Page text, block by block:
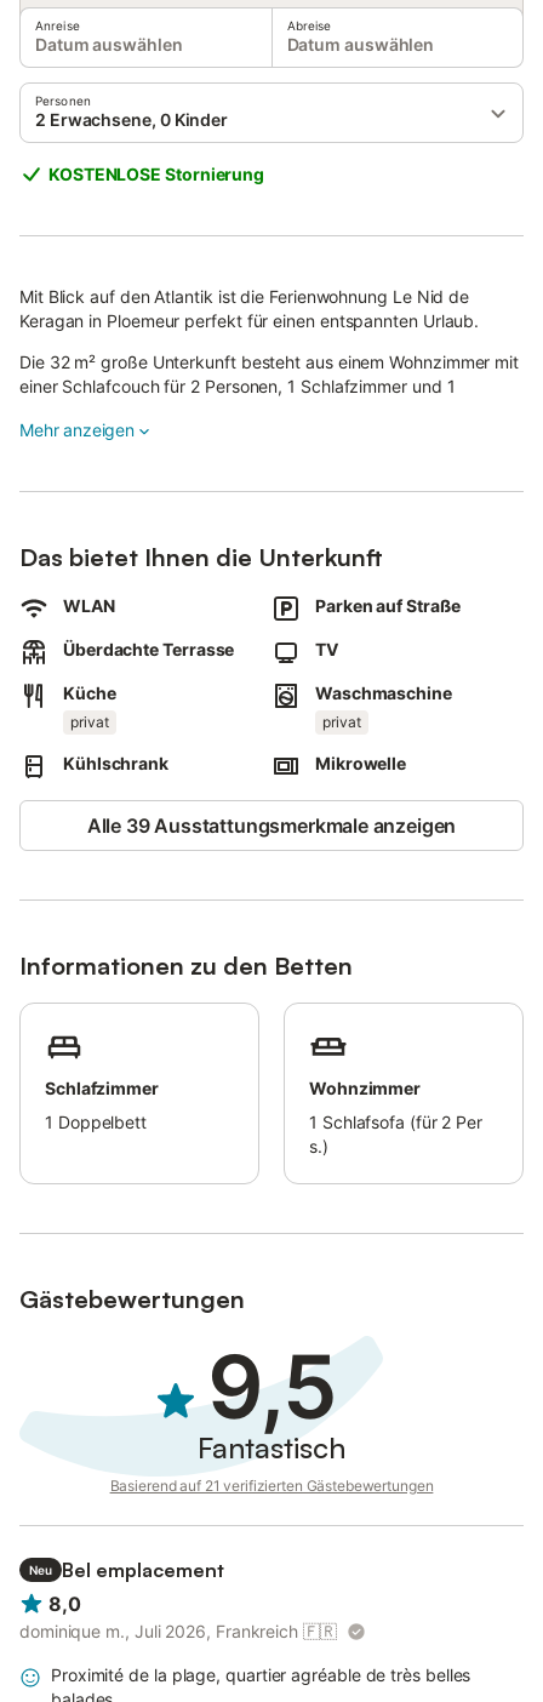
Anreise
Datum auswählen
Abreise
Datum auswählen
Personen
2 Erwachsene, 0 Kinder
KOSTENLOSE Stornierung
Mit Blick auf den Atlantik ist die Ferienwohnung Le Nid de
Keragan in Ploemeur perfekt für einen entspannten Urlaub.
Die 32 m² große Unterkunft besteht aus einem Wohnzimmer mit
einer Schlafcouch für 2 Personen, 1 Schlafzimmer und 1
Dieses Ferienhaus verfügt über eine private überdachte
Ein Parkplatz ist auf dem Grundstück vorhanden und kostenlose
Haustiere, Rauchen und Veranstaltungen sind nicht erlaubt.
Diese Unterkunft verfügt über ein bequemes Self Check-in
System.
Mehr anzeigen
Das bietet Ihnen die Unterkunft
WLAN Parken auf Straße
Überdachte Terrasse TV
Küche
privat
Waschmaschine
privat
Kühlschrank Mikrowelle
Alle 39 Ausstattungsmerkmale anzeigen
Informationen zu den Betten
Schlafzimmer
1 Doppelbett
Wohnzimmer
1 Schlafsofa (für 2 Per
s.)
Gästebewertungen
9,5
Fantastisch
Basierend auf 21 verifizierten Gästebewertungen
Neu
Bel emplacement
8,0
dominique m., Juli 2026, Frankreich 🇫🇷
Proximité de la plage, quartier agréable de très belles